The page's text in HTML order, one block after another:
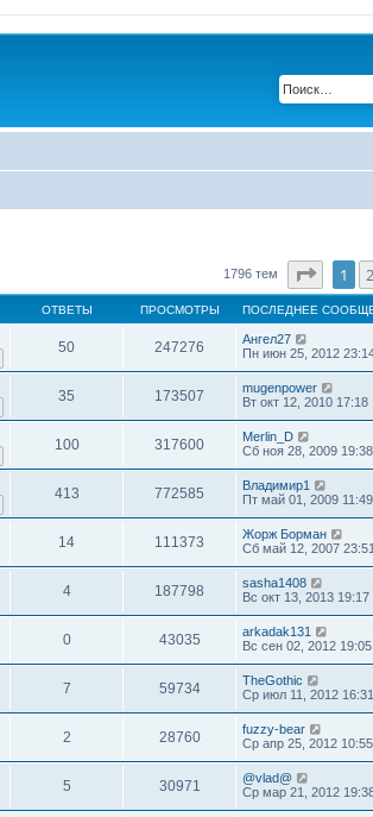
1796 тем 1 2
ОТВЕТЫ ПРОСМОТРЫ ПОСЛЕДНЕЕ
50 247276
Ангел27
Пн июн 25, 2012
35 173507
mugenpower
Вт окт 12, 2010 17:18
100 317600
Merlin_D
Сб ноя 28, 2009 19:38
413 772585
Владимир1
Пт май 01, 2009 11:49
14 111373
Жорж Борман
Сб май 12, 2007 23:51
4 187798
sasha1408
Вс окт 13, 2013 19:17
0 43035
arkadak131
Вс сен 02, 2012 19:05
7 59734
TheGothic
Ср июл 11, 2012 16:31
2 28760
fuzzy-bear
Ср апр 25, 2012 10:55
5 30971
@vlad@
Ср мар 21, 2012